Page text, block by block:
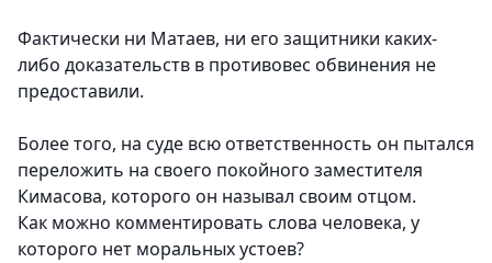
Фактически ни Матаев, ни его защитники каких-
либо доказательств в противовес обвинения не
предоставили.
Более того, на суде всю ответственность он пытался
переложить на своего покойного заместителя
Кимасова, которого он называл своим отцом.
Как можно комментировать слова человека, у
которого нет моральных устоев?